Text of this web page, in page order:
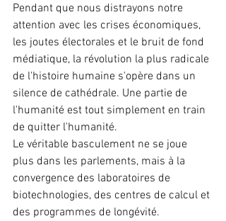
Pendant que nous distrayons notre
attention avec les crises économiques,
les joutes électorales et le bruit de fond
médiatique, la révolution la plus radicale
de l'histoire humaine s'opère dans un
silence de cathédrale. Une partie de
l'humanité est tout simplement en train
de quitter l'humanité.
Le véritable basculement ne se joue
plus dans les parlements, mais à la
convergence des laboratoires de
biotechnologies, des centres de calcul et
des programmes de longévité.